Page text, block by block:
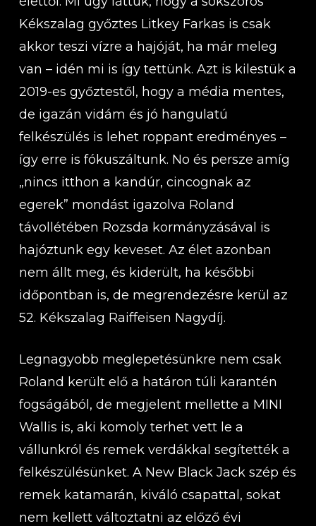
Kékszalag győztes Litkey Farkas is csak
akkor teszi vízre a hajóját, ha már meleg
van – idén mi is így tettünk. Azt is kilestük a
2019-es győztestől, hogy a média mentes,
de igazán vidám és jó hangulatú
felkészülés is lehet roppant eredményes –
így erre is fókuszáltunk. No és persze amíg
„nincs itthon a kandúr, cincognak az
egerek” mondást igazolva Roland
távollétében Rozsda kormányzásával is
hajóztunk egy keveset. Az élet azonban
nem állt meg, és kiderült, ha későbbi
időpontban is, de megrendezésre kerül az
52. Kékszalag Raiffeisen Nagydíj.
Legnagyobb meglepetésünkre nem csak
Roland került elő a határon túli karantén
fogságából, de megjelent mellette a MINI
Wallis is, aki komoly terhet vett le a
vállunkról és remek verdákkal segítették a
felkészülésünket. A New Black Jack szép és
remek katamarán, kiváló csapattal, sokat
nem kellett változtatni az előző évi